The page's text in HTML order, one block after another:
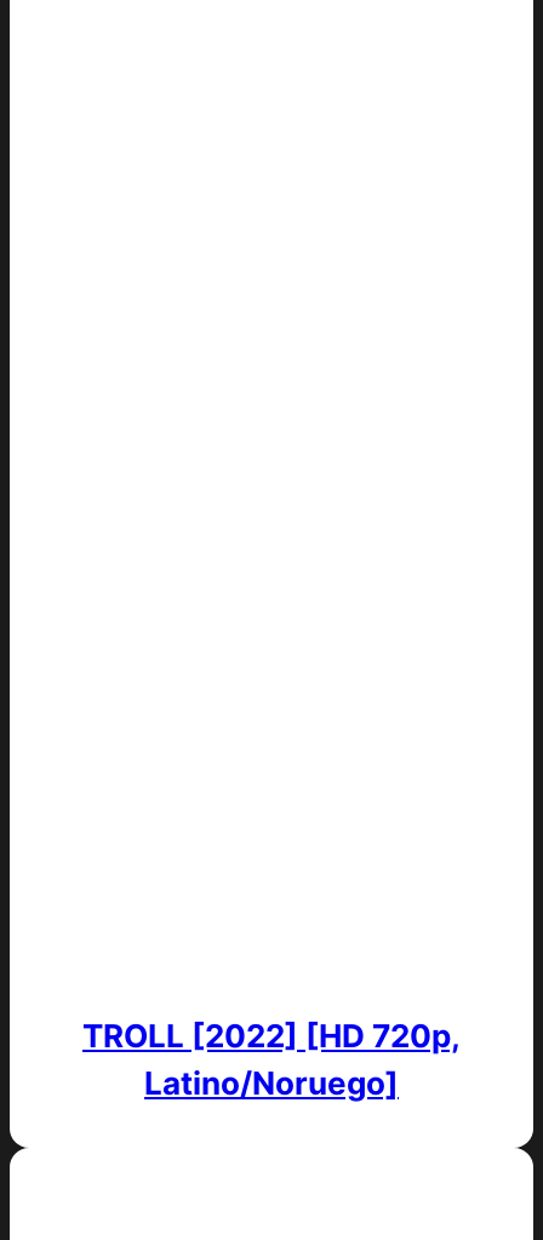
TROLL [2022] [HD 720p,
Latino/Noruego]